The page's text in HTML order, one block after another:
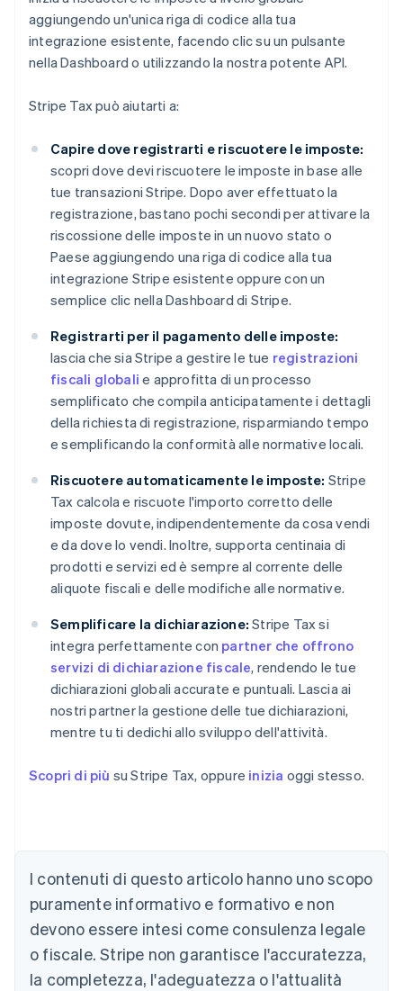
aggiungendo un'unica riga di codice alla tua
integrazione esistente, facendo clic su un pulsante
nella Dashboard o utilizzando la nostra potente API.
Stripe Tax può aiutarti a:
Capire dove registrarti e riscuotere le imposte:
scopri dove devi riscuotere le imposte in base alle
tue transazioni Stripe. Dopo aver effettuato la
registrazione, bastano pochi secondi per attivare la
riscossione delle imposte in un nuovo stato o
Paese aggiungendo una riga di codice alla tua
integrazione Stripe esistente oppure con un
semplice clic nella Dashboard di Stripe.
Registrarti per il pagamento delle imposte:
lascia che sia Stripe a gestire le tue registrazioni
fiscali globali e approfitta di un processo
semplificato che compila anticipatamente i dettagli
della richiesta di registrazione, risparmiando tempo
e semplificando la conformità alle normative locali.
Riscuotere automaticamente le imposte: Stripe
Tax calcola e riscuote l'importo corretto delle
imposte dovute, indipendentemente da cosa vendi
e da dove lo vendi. Inoltre, supporta centinaia di
prodotti e servizi ed è sempre al corrente delle
aliquote fiscali e delle modifiche alle normative.
Semplificare la dichiarazione: Stripe Tax si
integra perfettamente con partner che offrono
servizi di dichiarazione fiscale, rendendo le tue
dichiarazioni globali accurate e puntuali. Lascia ai
nostri partner la gestione delle tue dichiarazioni,
mentre tu ti dedichi allo sviluppo dell'attività.
Scopri di più su Stripe Tax, oppure inizia oggi stesso.
I contenuti di questo articolo hanno uno scopo
puramente informativo e formativo e non
devono essere intesi come consulenza legale
o fiscale. Stripe non garantisce l'accuratezza,
la completezza, l'adeguatezza o l'attualità
Australia
English